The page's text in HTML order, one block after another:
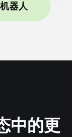
器人
中的更